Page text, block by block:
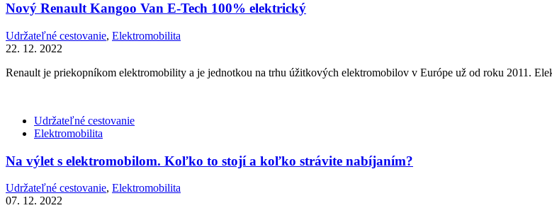
Nový Renault Kangoo Van E-Tech 100% elektrický
Udržateľné cestovanie, Elektromobilita
22. 12. 2022
Renault je priekopníkom elektromobility a je jednotkou na trhu úžitkových elektromobilov v Európe už od roku 2011.
Udržateľné cestovanie
Elektromobilita
Na výlet s elektromobilom. Koľko to stojí a koľko strávite nabíjaním?
Udržateľné cestovanie, Elektromobilita
07. 12. 2022